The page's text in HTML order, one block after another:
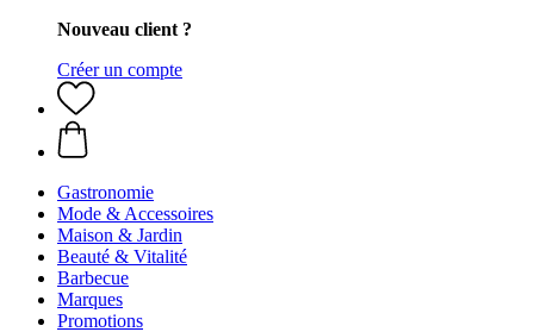
Nouveau client ?
Créer un compte
Gastronomie
Mode & Accessoires
Maison & Jardin
Beauté & Vitalité
Barbecue
Marques
Promotions